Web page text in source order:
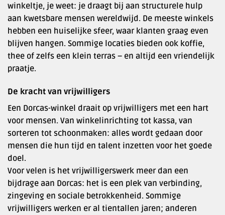
winkeltje, je weet: je draagt bij aan structurele hulp
aan kwetsbare mensen wereldwijd. De meeste winkels
hebben een huiselijke sfeer, waar klanten graag even
blijven hangen. Sommige locaties bieden ook koffie,
thee of zelfs een klein terras – en altijd een vriendelijk
praatje.
De kracht van vrijwilligers
Een Dorcas-winkel draait op vrijwilligers met een hart
voor mensen. Van winkelinrichting tot kassa, van
sorteren tot schoonmaken: alles wordt gedaan door
mensen die hun tijd en talent inzetten voor het goede
doel.
Voor velen is het vrijwilligerswerk meer dan een
bijdrage aan Dorcas: het is een plek van verbinding,
zingeving en sociale betrokkenheid. Sommige
vrijwilligers werken er al tientallen jaren; anderen